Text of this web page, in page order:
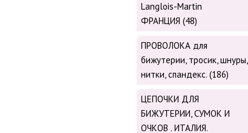
Langlois-Martin
ФРАНЦИЯ (48)
ПРОВОЛОКА для
бижутерии, тросик, шнуры,
нитки, cпандекс. (186)
ЦЕПОЧКИ ДЛЯ
БИЖУТЕРИИ, СУМОК И
ОЧКОВ . ИТАЛИЯ.